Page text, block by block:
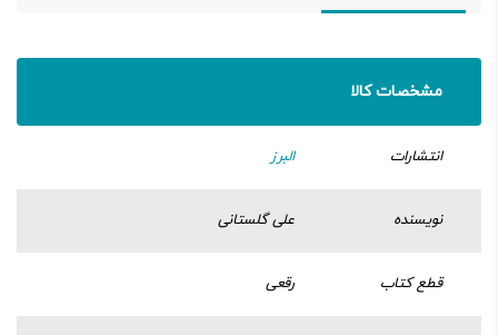
مشخصات کالا
انتشارات البرز
نویسنده علی گلستانی
قطع کتاب رقعی